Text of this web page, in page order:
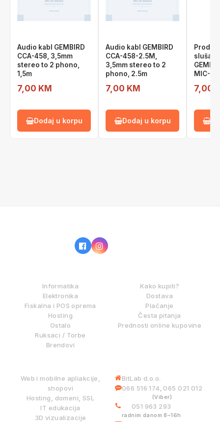
Audio kabl GEMBIRD
CCA-458, 3,5mm
stereo to 2 phono,
1,5m
7,00 KM
Dodaj u korpu
Audio kabl GEMBIRD
CCA-458-2.5M,
3,5mm stereo to 2
phono, 2.5m
7,00 KM
Dodaj u korpu
MIC-1
7,00
Informatika
Elektronika
Fiskalna i POS oprema
Hosting
Ostalo
Ruksaci / Torbe
Brendovi
Kako kupiti?
Dostava
Plaćanje
Česta pitanja
Prednosti online kupovine
Web i mobilne apliakcije,
shopovi
Hosting, domeni, SSL
IT edukacija
3D vizualizacije
BitLab d.o.o.
066 516 174, 065 021 012
(Viber)
051 963 293
radnim danom 8–16h